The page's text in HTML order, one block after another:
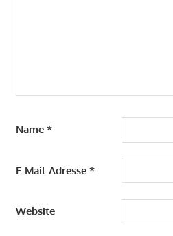
Name *
E-Mail-Adresse *
Website